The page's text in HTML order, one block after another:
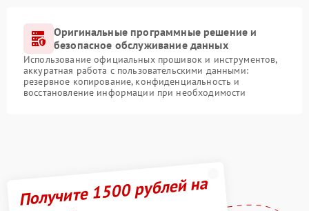
Оригинальные программные решение и
безопасное обслуживание данных
Использование официальных прошивок и инструментов,
аккуратная работа с пользовательскими данными:
резервное копирование, конфиденциальность и
восстановление информации при необходимости
Получите 1500 рублей на